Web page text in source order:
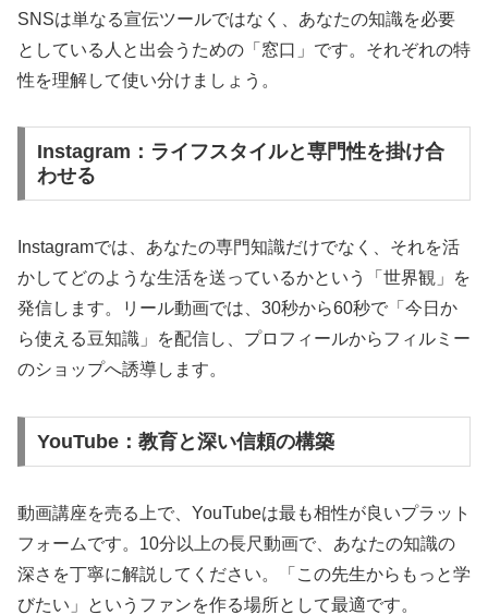
SNSは単なる宣伝ツールではなく、あなたの知識を必要
としている人と出会うための「窓口」です。それぞれの特
性を理解して使い分けましょう。
Instagram：ライフスタイルと専門性を掛け合
わせる
Instagramでは、あなたの専門知識だけでなく、それを活
かしてどのような生活を送っているかという「世界観」を
発信します。リール動画では、30秒から60秒で「今日か
ら使える豆知識」を配信し、プロフィールからフィルミー
のショップへ誘導します。
YouTube：教育と深い信頼の構築
動画講座を売る上で、YouTubeは最も相性が良いプラット
フォームです。10分以上の長尺動画で、あなたの知識の
深さを丁寧に解説してください。「この先生からもっと学
びたい」というファンを作る場所として最適です。